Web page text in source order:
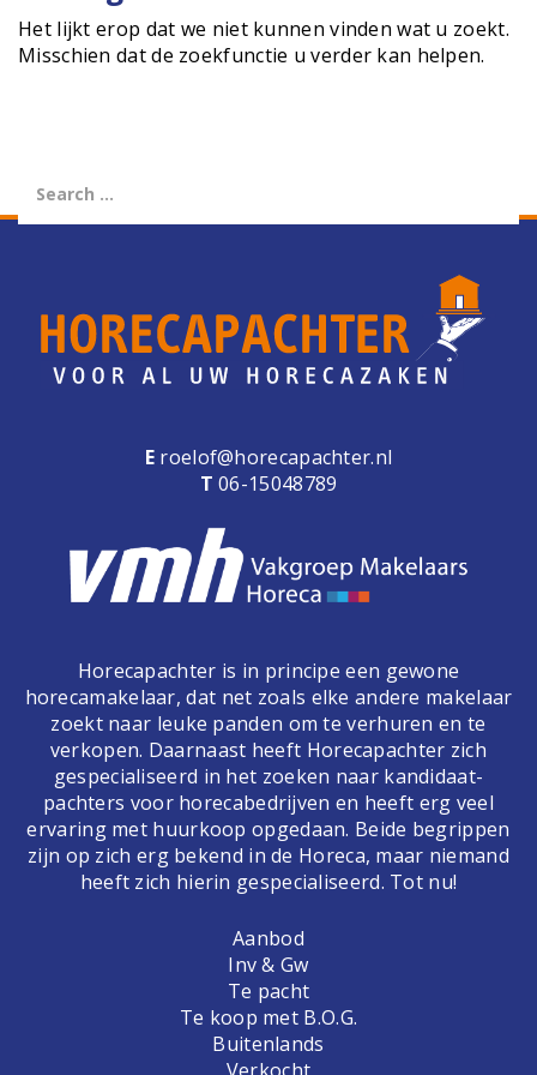
n
a
i
n
Het lijkt erop dat we niet kunnen vinden wat u zoekt.
Misschien dat de zoekfunctie u verder kan helpen.
E roelof@horecapachter.nl
T 06-15048789
Horecapachter is in principe een gewone
horecamakelaar, dat net zoals elke andere makelaar
zoekt naar leuke panden om te verhuren en te
verkopen. Daarnaast heeft Horecapachter zich
gespecialiseerd in het zoeken naar kandidaat-
pachters voor horecabedrijven en heeft erg veel
ervaring met huurkoop opgedaan. Beide begrippen
zijn op zich erg bekend in de Horeca, maar niemand
heeft zich hierin gespecialiseerd. Tot nu!
Aanbod
Inv & Gw
Te pacht
Te koop met B.O.G.
Buitenlands